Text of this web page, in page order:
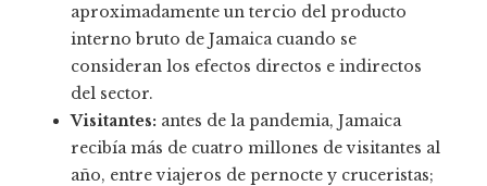
aproximadamente un tercio del producto
interno bruto de Jamaica cuando se
consideran los efectos directos e indirectos
del sector.
Visitantes: antes de la pandemia, Jamaica
recibía más de cuatro millones de visitantes al
año, entre viajeros de pernocte y cruceristas;